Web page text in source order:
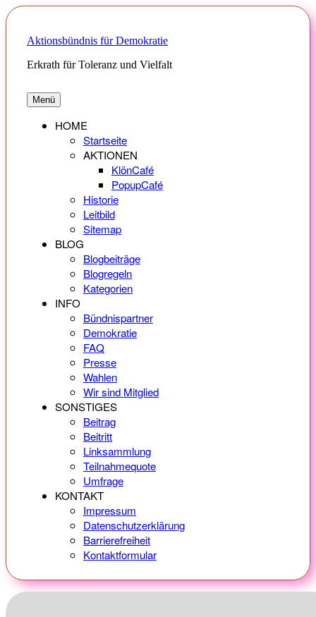
Zum
Inhalt
springenAktionsbündnis für Demokratie
Erkrath für Toleranz und Vielfalt
Menü
HOME
Startseite
AKTIONEN
KlönCafé
PopupCafé
Historie
Leitbild
Sitemap
BLOG
Blogbeiträge
Blogregeln
Kategorien
INFO
Bündnispartner
Demokratie
FAQ
Presse
Wahlen
Wir sind Mitglied
SONSTIGES
Beitrag
Beitritt
Linksammlung
Teilnahmequote
Umfrage
KONTAKT
Impressum
Datenschutzerklärung
Barrierefreiheit
Kontaktformular